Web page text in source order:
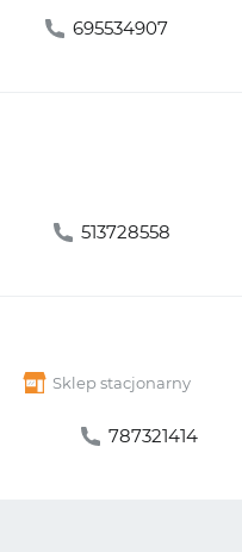
695534907
513728558
Sklep stacjonarny
787321414